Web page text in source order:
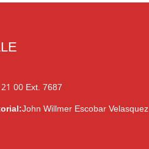
00Ext. 7687
John Willmer Escobar Velasquez